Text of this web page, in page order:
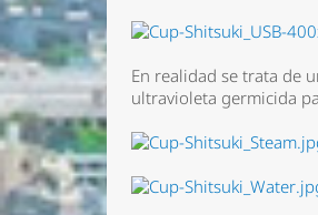
En realidad se trata de
ultravioleta germicida